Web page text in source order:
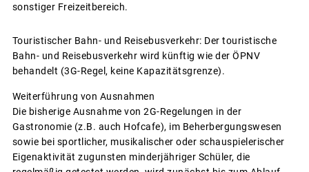
sonstiger Freizeitbereich.
Touristischer Bahn- und Reisebusverkehr: Der touristische
Bahn- und Reisebusverkehr wird künftig wie der ÖPNV
behandelt (3G-Regel, keine Kapazitätsgrenze).
Weiterführung von Ausnahmen
Die bisherige Ausnahme von 2G-Regelungen in der
Gastronomie (z.B. auch Hofcafe), im Beherbergungswesen
sowie bei sportlicher, musikalischer oder schauspielerischer
Eigenaktivität zugunsten minderjähriger Schüler, die